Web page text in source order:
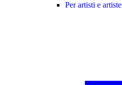
Per artisti e artiste